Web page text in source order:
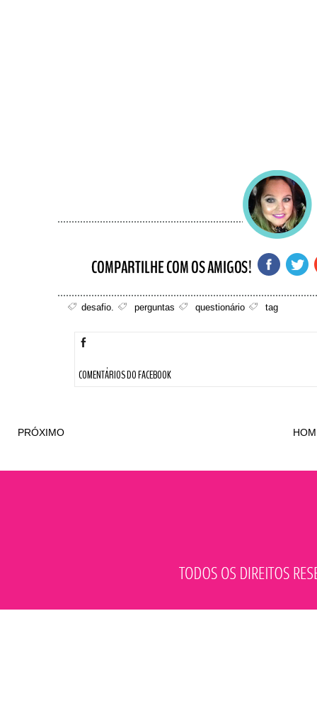
desafio. perguntas questionário tag
COMENTÁRIOS DO FACEBOOK
PRÓXIMO